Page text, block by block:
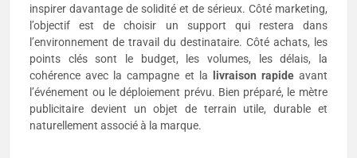
inspirer davantage de solidité et de sérieux. Côté marketing,
l’objectif est de choisir un support qui restera dans
l’environnement de travail du destinataire. Côté achats, les
points clés sont le budget, les volumes, les délais, la
cohérence avec la campagne et la
livraison rapideavant
l’événement ou le déploiement prévu. Bien préparé, le mètre
publicitaire devient un objet de terrain utile, durable et
naturellement associé à la marque.